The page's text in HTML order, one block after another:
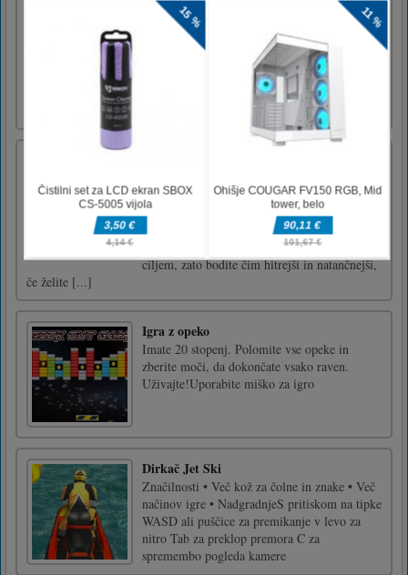
V tej klasični sestavljanki lahko igrate 1 ali 2
igralca, iz črt, risanih od ene do druge, morate
ustvariti polja. Gre za preprost koncept; zelo
težko obvladati V načinu 1 igralca igrate proti
CPU-ju. V 2 igralcu pojdite na glavo s
prijateljem ali tekmecem in dosežite čim več
se pripravite na nekaj prostih strelov! Čas je
ključnega pomena: ustavite palice v pravem
trenutku, da dosežete gol. Bonusni množitelj
se sčasoma zmanjšuje in povečuje z vsakim
ciljem, zato bodite čim hitrejši in natančnejši,
če želite [...]
Igra z opeko
Imate 20 stopenj. Polomite vse opeke in
zberite moči, da dokončate vsako raven.
Uživajte!Uporabite miško za igro
Dirkač Jet Ski
Značilnosti • Več kož za čolne in znake • Več
načinov igre • NadgradnjeS pritiskom na tipke
WASD ali puščice za premikanje v levo za
nitro Tab za preklop premora C za
spremembo pogleda kamere